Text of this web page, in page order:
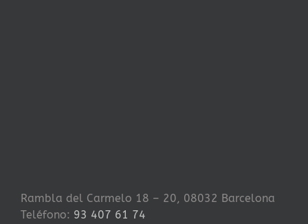
Rambla del Carmelo 18 – 20, 08032 Barcelona
Teléfono: 93 407 61 74